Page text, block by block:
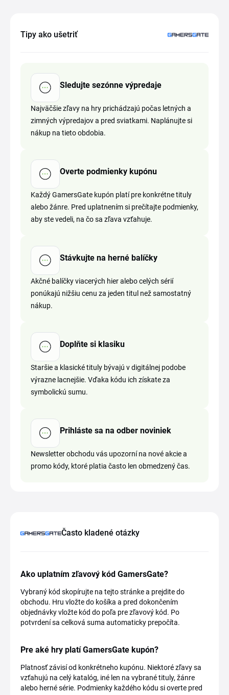
Tipy ako ušetriť
Sledujte sezónne výpredaje
Najväčšie zľavy na hry prichádzajú počas letných a
zimných výpredajov a pred sviatkami. Naplánujte si
nákup na tieto obdobia.
Overte podmienky kupónu
Každý GamersGate kupón platí pre konkrétne tituly
alebo žánre. Pred uplatnením si prečítajte podmienky,
aby ste vedeli, na čo sa zľava vzťahuje.
Stávkujte na herné balíčky
Akčné balíčky viacerých hier alebo celých sérií
ponúkajú nižšiu cenu za jeden titul než samostatný
nákup.
Doplňte si klasiku
Staršie a klasické tituly bývajú v digitálnej podobe
výrazne lacnejšie. Vďaka kódu ich získate za
symbolickú sumu.
Prihláste sa na odber noviniek
Newsletter obchodu vás upozorní na nové akcie a
promo kódy, ktoré platia často len obmedzený čas.
Často kladené otázky
Ako uplatním zľavový kód GamersGate?
Vybraný kód skopírujte na tejto stránke a prejdite do
obchodu. Hru vložte do košíka a pred dokončením
objednávky vložte kód do poľa pre zľavový kód. Po
potvrdení sa celková suma automaticky prepočíta.
Pre aké hry platí GamersGate kupón?
Platnosť závisí od konkrétneho kupónu. Niektoré zľavy sa
vzťahujú na celý katalóg, iné len na vybrané tituly, žánre
alebo herné série. Podmienky každého kódu si overte pred